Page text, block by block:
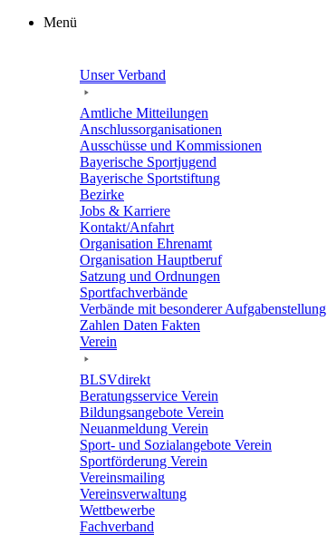
Zum
Menü
Unser Verband
Amtli­che Mitteilungen
Anschluss­or­ga­ni­sa­tio­nen
Ausschüsse und Kommissionen
Baye­ri­sche Sportjugend
Baye­ri­sche Sportstiftung
Bezirke
Jobs & Karriere
Kontakt/​​Anfahrt
Orga­ni­sa­tion Ehrenamt
Orga­ni­sa­tion Hauptberuf
Satzung und Ordnungen
Sport­fach­ver­bände
Verbände mit beson­de­rer Aufgabenstellung
Zahlen Daten Fakten
Verein
BLSVdi­rekt
Bera­tungs­ser­vice Verein
Bildungs­an­ge­bote Verein
Neuan­mel­dung Verein
Sport- und Sozi­al­an­ge­bote Verein
Sport­för­de­rung Verein
Vereins­mai­ling
Vereins­ver­wal­tung
Wett­be­werbe
Fach­ver­band